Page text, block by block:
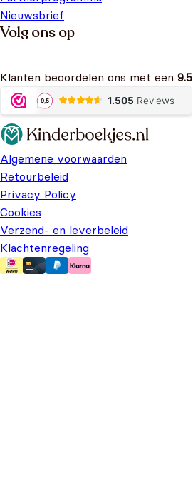
Nieuwsbrief
Volg ons op
Klanten beoordelen ons met een 9.5
Algemene voorwaarden
Retourbeleid
Privacy Policy
Cookies
Verzend- en leverbeleid
Klachtenregeling